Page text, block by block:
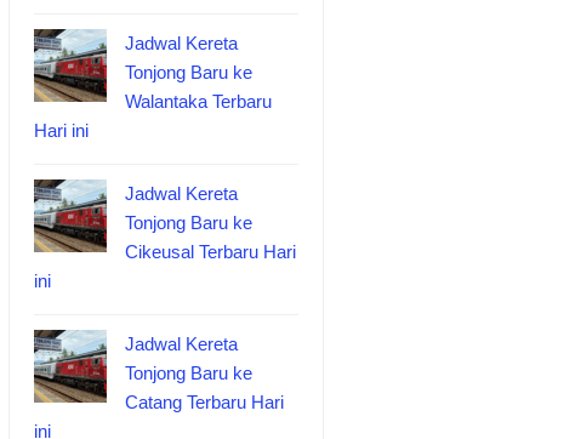
Jadwal Kereta
Tonjong Baru ke
Walantaka Terbaru
Hari ini
Jadwal Kereta
Tonjong Baru ke
Cikeusal Terbaru Hari
ini
Jadwal Kereta
Tonjong Baru ke
Catang Terbaru Hari
ini